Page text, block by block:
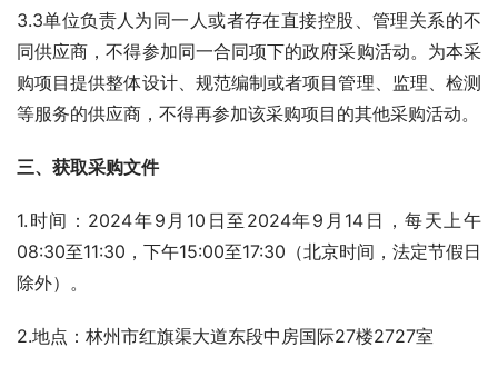
3.3单位负责人为同一人或者存在直接控股、管理关系的不
同供应商，不得参加同一合同项下的政府采购活动。为本采
购项目提供整体设计、规范编制或者项目管理、监理、检测
等服务的供应商，不得再参加该采购项目的其他采购活动。
三、 获取采购文件
1.时间：2024年9月10日至2024年9月14日，每天上午
08:30至11:30，下午15:00至17:30（北京时间，法定节假日
除外）。
2.地点：林州市红旗渠大道东段中房国际27楼2727室